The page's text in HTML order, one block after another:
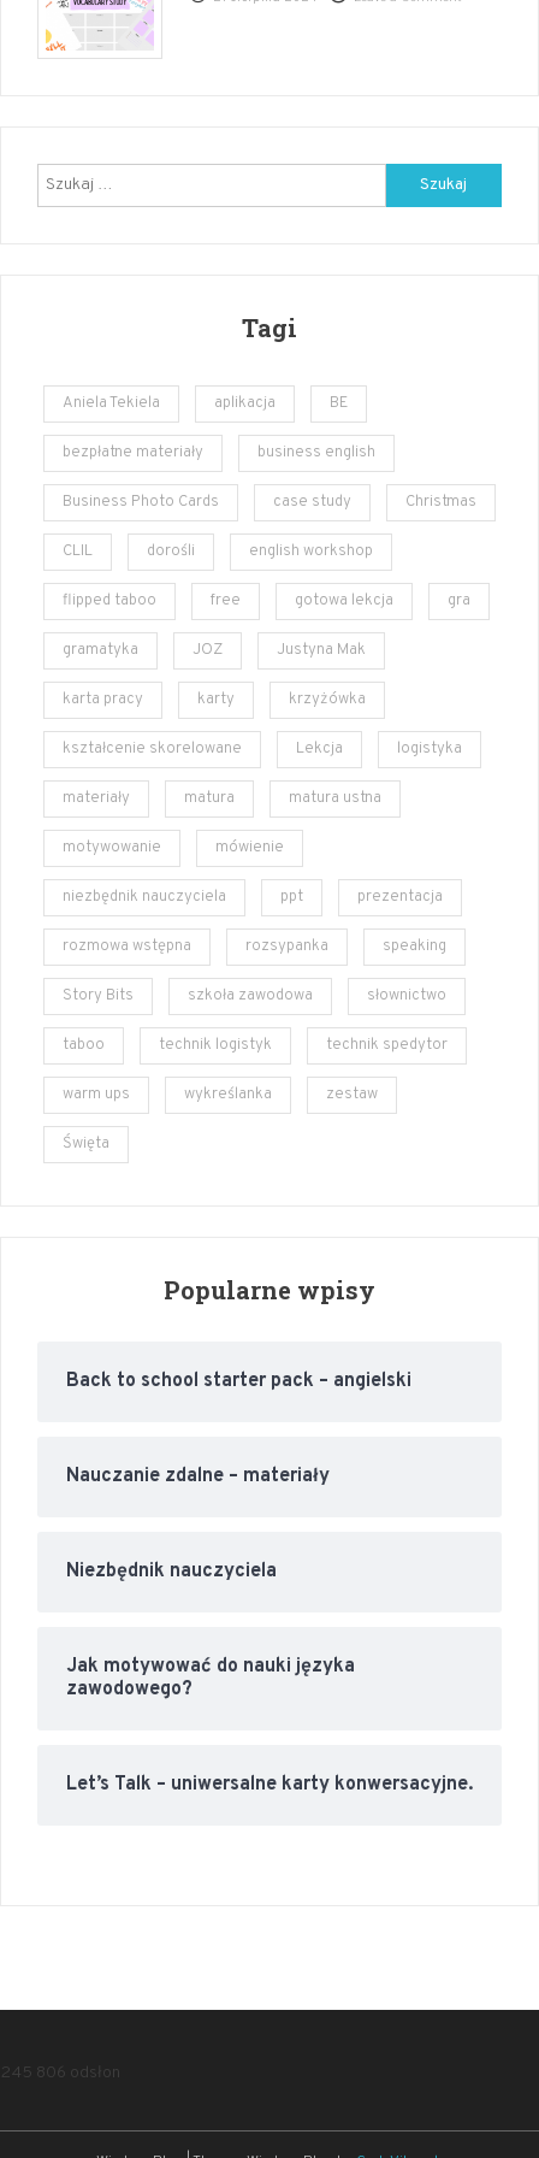
Szukaj:
Tagi
Aniela Tekiela aplikacja BE
bezpłatne materiały business english
Business Photo Cards case study Christmas
CLIL dorośli english workshop
flipped taboo free gotowa lekcja gra
gramatyka JOZ Justyna Mak
karta pracy karty krzyżówka
kształcenie skorelowane Lekcja logistyka
materiały matura matura ustna
motywowanie mówienie
niezbędnik nauczyciela ppt prezentacja
rozmowa wstępna rozsypanka speaking
Story Bits szkoła zawodowa słownictwo
taboo technik logistyk technik spedytor
warm ups wykreślanka zestaw
Święta
Popularne wpisy
Back to school starter pack – angielski
Nauczanie zdalne – materiały
Niezbędnik nauczyciela
Jak motywować do nauki języka
zawodowego?
Let’s Talk – uniwersalne karty konwersacyjne.
245 806 odsłon